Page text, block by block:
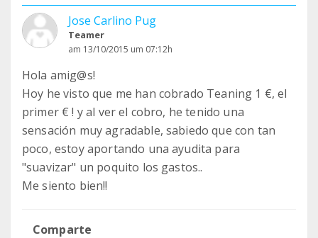
Jose Carlino Pug
Teamer
am 13/10/2015 um 07:12h
Hola amig@s!
Hoy he visto que me han cobrado Teaning 1 €, el
primer € ! y al ver el cobro, he tenido una
sensación muy agradable, sabiedo que con tan
poco, estoy aportando una ayudita para
"suavizar" un poquito los gastos..
Me siento bien!!
Comparte